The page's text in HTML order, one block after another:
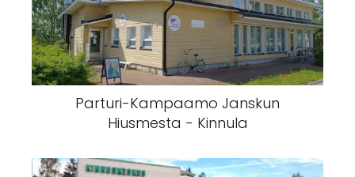
Parturi-Kampaamo Janskun
Hiusmesta - Kinnula